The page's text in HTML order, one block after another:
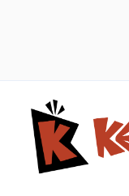
contenuto